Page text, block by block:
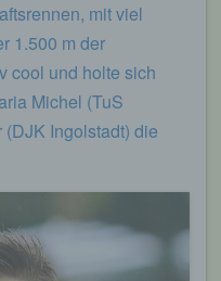
mit viel
1.500 m der
cool und holte sich
Michel (TuS
Ingolstadt) die